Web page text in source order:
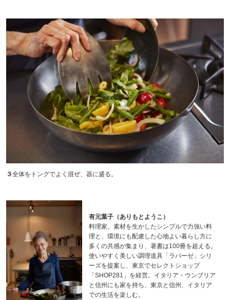
３全体をトングでよく混ぜ、器に盛る。
有元葉子（ありもとようこ）
料理家。素材を生かしたシンプルで力強い料
理と、環境にも配慮した心地よい暮らし方に
多くの共感が集まり、著書は100冊を超える。
使いやすく美しい調理道具「ラバーゼ」シリ
ーズを提案し、東京でセレクトショップ
「SHOP281」を経営。イタリア・ウンブリア
と信州にも家を持ち、東京と信州、イタリア
での生活を楽しむ。